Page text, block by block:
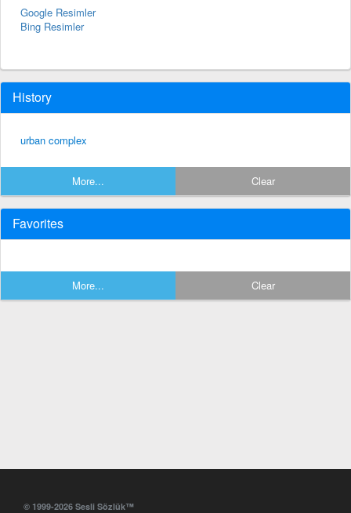
Google Resimler
Bing Resimler
History
urban complex
More... Clear
Favorites
More... Clear
© 1999-2026 Sesli Sözlük™